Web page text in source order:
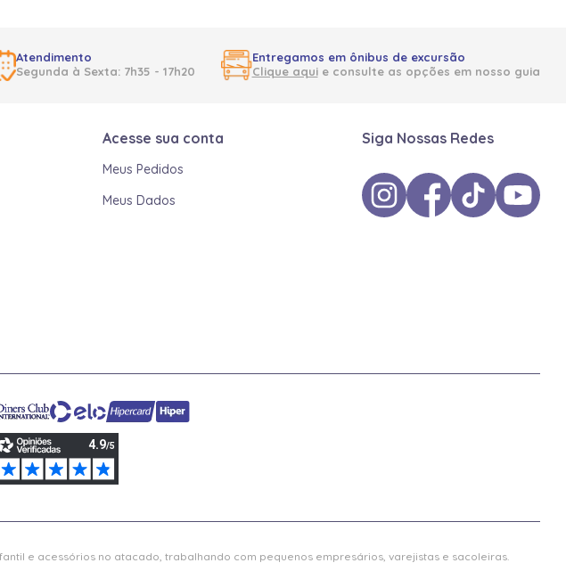
Atendimento
Segunda à Sexta: 7h35 - 17h20
Entregamos em ônibus de excursão
Clique aquie consulte as opções em nosso guia
Acesse sua conta
Meus Pedidos
Meus Dados
Siga Nossas Redes
e acessórios no atacado, trabalhando com pequenos empresários, varejistas e sacoleiras.